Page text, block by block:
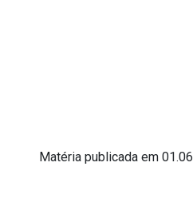
Matéria publicada em